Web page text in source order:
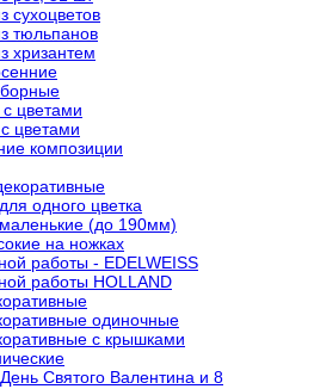
сухоцветов
тюльпанов
хризантем
цветами
цветами
композиции
одного цветка
(до 190мм)
на ножках
работы - EDELWEISS
работы HOLLAND
одиночные
с крышками
Святого Валентина и 8